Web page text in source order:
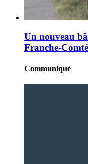
Un nouveau
Franche-
Communiqué